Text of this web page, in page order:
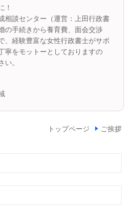
！
相談センター（運営：上田行政書
の手続きから養育費、面会交渉
、経験豊富な女性行政書士がサポ
寧をモットーとしておりますの
い。
トップページ ご挨拶